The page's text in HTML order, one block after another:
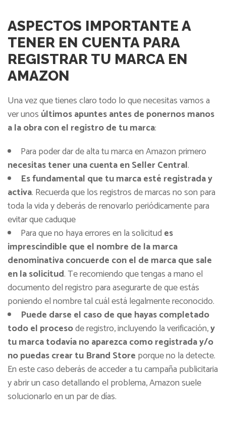
ASPECTOS IMPORTANTE A
TENER EN CUENTA PARA
REGISTRAR TU MARCA EN
AMAZON
Una vez que tienes claro todo lo que necesitas vamos a
ver unos últimos apuntes antes de ponernos manos
a la obra con el registro de tu marca:
Para poder dar de alta tu marca en Amazon primero
necesitas tener una cuenta en Seller Central.
Es fundamental que tu marca esté registrada y
activa. Recuerda que los registros de marcas no son para
toda la vida y deberás de renovarlo periódicamente para
evitar que caduque
Para que no haya errores en la solicitud es
imprescindible que el nombre de la marca
denominativa concuerde con el de marca que sale
en la solicitud. Te recomiendo que tengas a mano el
documento del registro para asegurarte de que estás
poniendo el nombre tal cuál está legalmente reconocido.
Puede darse el caso de que hayas completado
todo el procesode registro, incluyendo la verificación,y
tu marca todavía no aparezca como registrada y/o
no puedas crear tu Brand Store porque no la detecte.
En este caso deberás de acceder a tu campaña publicitaria
y abrir un caso detallando el problema, Amazon suele
solucionarlo en un par de días.